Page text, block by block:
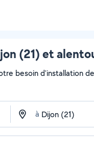
(21) et
besoin d'installation
à